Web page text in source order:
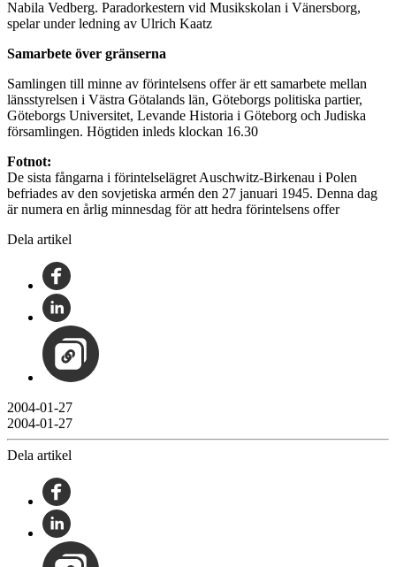
Nabila Vedberg. Paradorkestern vid Musikskolan i Vänersborg,
spelar under ledning av Ulrich Kaatz
Samarbete över gränserna
Samlingen till minne av förintelsens offer är ett samarbete mellan
länsstyrelsen i Västra Götalands län, Göteborgs politiska partier,
Göteborgs Universitet, Levande Historia i Göteborg och Judiska
församlingen. Högtiden inleds klockan 16.30
Fotnot:
De sista fångarna i förintelselägret Auschwitz-Birkenau i Polen
befriades av den sovjetiska armén den 27 januari 1945. Denna dag
är numera en årlig minnesdag för att hedra förintelsens offer
Dela artikel
2004-01-27
2004-01-27
Dela artikel